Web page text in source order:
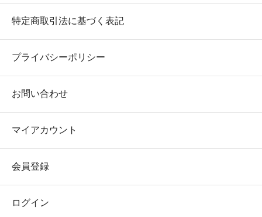
特定商取引法に基づく表記
プライバシーポリシー
お問い合わせ
マイアカウント
会員登録
ログイン